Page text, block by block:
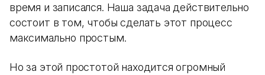
время и записался. Наша задача действительно
состоит в том, чтобы сделать этот процесс
максимально простым.
Но за этой простотой находится огромный